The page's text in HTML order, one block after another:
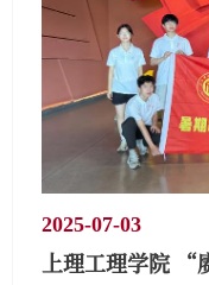
2025-07-03
上理工理学院 “